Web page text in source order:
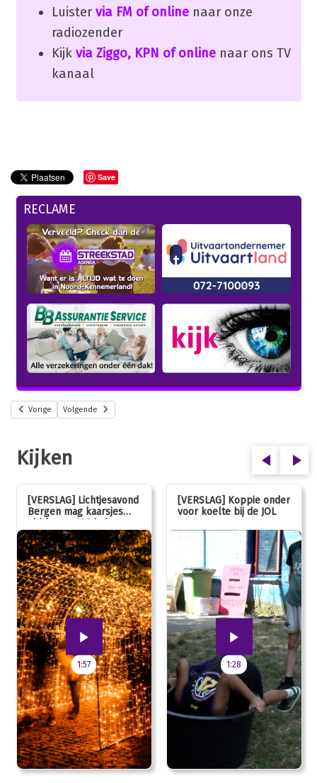
Luister via FM of onlinenaar onze
radiozender
Kijk via Ziggo, KPN of onlinenaar ons TV
kanaal
Save
RECLAME
Vorige Volgende
Kijken
[VERSLAG] Lichtjesavond
Bergen mag kaarsjes
uitblazen: 100 jarig
jubileum!
1:57
[VERSLAG] Koppie onder
voor koelte bij de JOL
1:28